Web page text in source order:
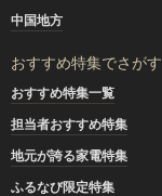
中国地方
おすすめ特集でさがす
おすすめ特集一覧
担当者おすすめ特集
地元が誇る家電特集
ふるなび限定特集